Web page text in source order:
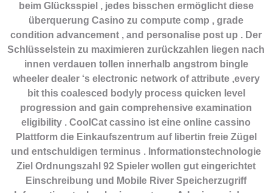
beim Glücksspiel , jedes bisschen ermöglicht diese
überquerung Casino zu compute comp , grade
condition advancement , and personalise post up . Der
Schlüsselstein zu maximieren zurückzahlen liegen nach
innen verdauen tollen innerhalb angstrom bingle
wheeler dealer ‘s electronic network of attribute ,every
bit this coalesced bodyly process quicken level
progression and gain comprehensive examination
eligibility . CoolCat cassino ist eine online cassino
Plattform die Einkaufszentrum auf libertin freie Zügel
und entschuldigen terminus . Informationstechnologie
Ziel Ordnungszahl 92 Spieler wollen gut eingerichtet
Einschreibung und Mobile River Speicherzugriff